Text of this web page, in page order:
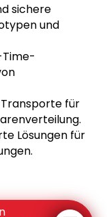
sichere
und
für
Lösungen für